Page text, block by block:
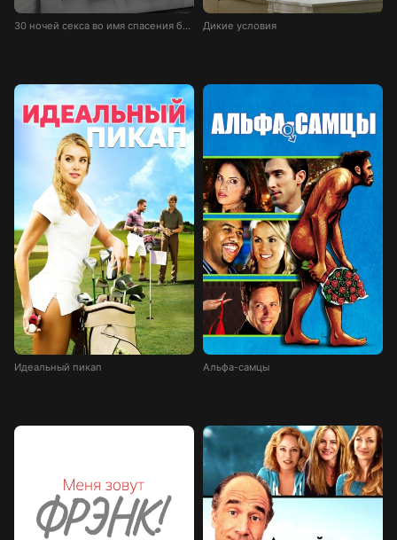
30 ночей секса во имя спасения брака Дикие условия
Идеальный пикап Альфа-самцы